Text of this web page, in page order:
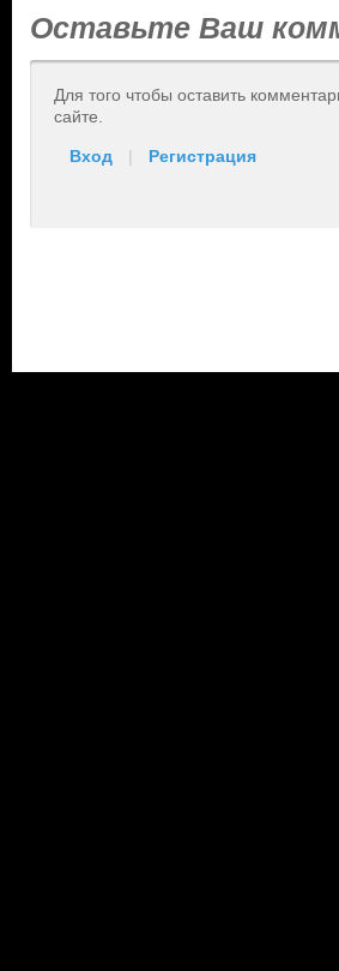
Оставьте Ваш
Для того чтобы оставить
сайте.
Вход | Регистрация